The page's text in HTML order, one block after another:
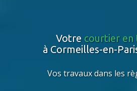
Votre courtier en
à Cormeilles-en-
Vos travaux dans les